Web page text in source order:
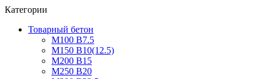
Категории
Товарный бетон
М100 В7.5
М150 В10(12.5)
М200 В15
М250 В20